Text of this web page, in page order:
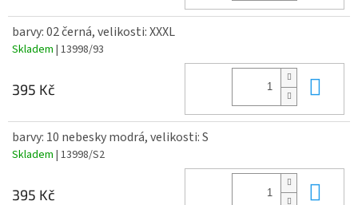
barvy: 02 černá, velikosti: XXXL
Skladem | 13998/93
395 Kč
barvy: 10 nebesky modrá, velikosti: S
Skladem | 13998/S2
395 Kč